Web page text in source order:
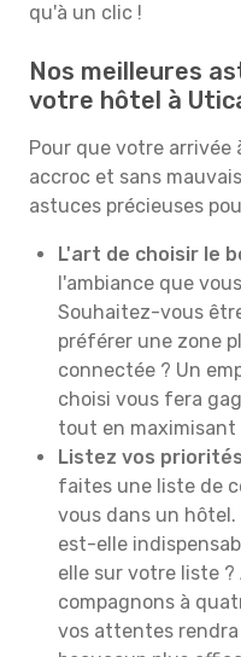
qu'à un clic !
Nos meilleures
votre hôtel à
Pour que votre arrivée
accroc et sans
astuces précieuses
L'art de choisir le
l'ambiance que
Souhaitez-vous
préférer une zone
connectée ? Un
choisi vous fera
tout en maximisant
Listez vos
faites une liste de
vous dans un
est-elle
elle sur votre liste
compagnons à
vos attentes